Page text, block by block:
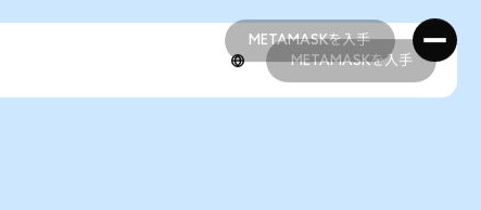
METAMASKを入手
METAMASKを入手
METAMASKを入手